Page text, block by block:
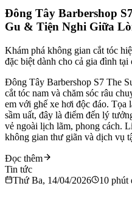
Đông Tây Barbershop
Gu & Tiện Nghi Giữa
Khám phá không gian cắt tóc
đặc biệt dành cho cả gia đình
Đông Tây Barbershop S7 The
cắt tóc nam và chăm sóc râu
em với ghế xe hơi độc đáo. Tọa
sầm uất, đây là điểm đến lý
vẻ ngoài lịch lãm, phong cách.
không gian thư giãn và dịch vụ
Đọc thêm
Tin tức
Thứ Ba, 14/04/2026
10 phút